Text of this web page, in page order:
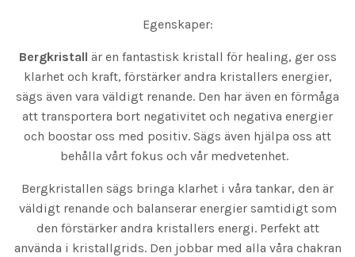
Egenskaper:
Bergkristall är en fantastisk kristall för healing, ger oss
klarhet och kraft, förstärker andra kristallers energier,
sägs även vara väldigt renande. Den har även en förmåga
att transportera bort negativitet och negativa energier
och boostar oss med positiv. Sägs även hjälpa oss att
behålla vårt fokus och vår medvetenhet.
Bergkristallen sägs bringa klarhet i våra tankar, den är
väldigt renande och balanserar energier samtidigt som
den förstärker andra kristallers energi. Perfekt att
använda i kristallgrids. Den jobbar med alla våra chakran